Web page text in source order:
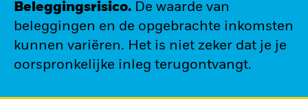
Beleggingsrisico. De waarde van
beleggingen en de opgebrachte inkomsten
kunnen variëren. Het is niet zeker dat je je
oorspronkelijke inleg terugontvangt.